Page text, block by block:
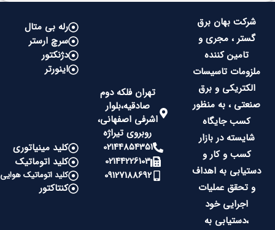
شرکت بهان برق
گستر ، مجری و
تامین کننده
ملزومات تاسیسات
الکتریکی و برق
صنعتی ، به منظور
کسب جایگاه
شایسته در بازار
کسب و کار و
دستیابی به اهداف
و تحقق عملیات
اجرایی خود
،دستیابی به
تهران فلکه دوم
صادقیه،بلوار
اشرفی اصفهانی،
روبروی تیراژه
02144854351
02144226103
09127188692
رله بی متال
سرچ ارستر
دژنکتور
اینورتر
کلید مینیاتوری
کلید اتوماتیک
کلید اتوماتیک هوایی
کنتاکتور